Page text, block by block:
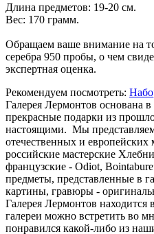
Длина предметов: 19-20 см.
Вес: 170 грамм.
Обращаем ваше внимание на
серебра 950 пробы, о чем
экспертная оценка.
Рекомендуем посмотреть:
Галерея Лермонтов основана в
прекрасные подарки из
настоящими. Мы
отечественных и европейских
российские мастерские
французские - Odiot,
предметы, представленные в
картины, гравюры -
Галерея Лермонтов
галереи можно встретить во
понравился какой-либо из